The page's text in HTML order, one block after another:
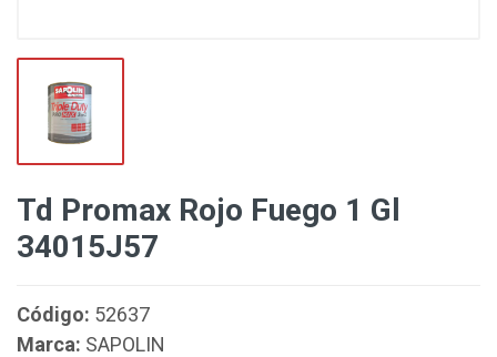
Td Promax Rojo Fuego 1 Gl
34015J57
Código: 52637
Marca: SAPOLIN